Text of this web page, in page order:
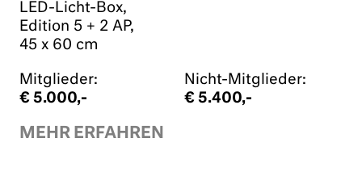
LED-Licht-Box,
Edition 5 + 2 AP,
45 x 60 cm
Mitglieder:
€ 5.000,-
Nicht-Mitglieder:
€ 5.400,-
MEHR ERFAHREN